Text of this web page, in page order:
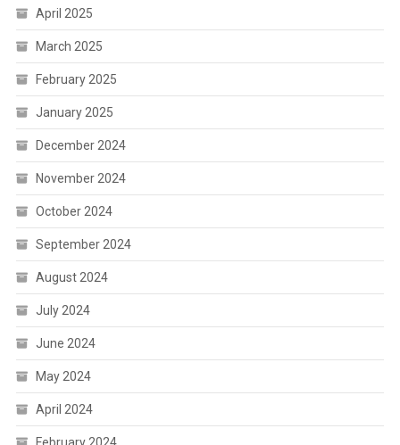
April 2025
March 2025
February 2025
January 2025
December 2024
November 2024
October 2024
September 2024
August 2024
July 2024
June 2024
May 2024
April 2024
February 2024